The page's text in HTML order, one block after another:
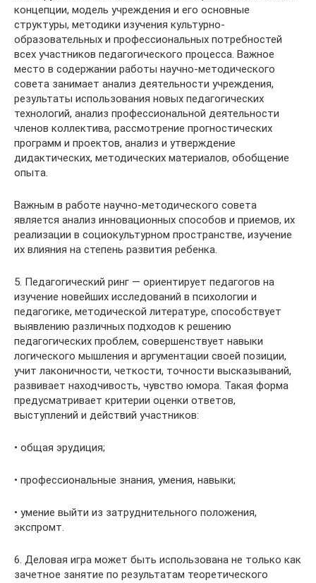
концепции, модель учреждения и его основные
структуры, методики изучения культурно-
образовательных и профессиональных потребностей
всех участников педагогического процесса. Важное
место в содержании работы научно-методического
совета занимает анализ деятельности учреждения,
результаты использования новых педагогических
технологий, анализ профессиональной деятельности
членов коллектива, рассмотрение прогностических
программ и проектов, анализ и утверждение
дидактических, методических материалов, обобщение
опыта.
Важным в работе научно-методического совета
является анализ инновационных способов и приемов, их
реализации в социокультурном пространстве, изучение
их влияния на степень развития ребенка.
5. Педагогический ринг — ориентирует педагогов на
изучение новейших исследований в психологии и
педагогике, методической литературе, способствует
выявлению различных подходов к решению
педагогических проблем, совершенствует навыки
логического мышления и аргументации своей позиции,
учит лаконичности, четкости, точности высказываний,
развивает находчивость, чувство юмора. Такая форма
предусматривает критерии оценки ответов,
выступлений и действий участников:
• общая эрудиция;
• профессиональные знания, умения, навыки;
• умение выйти из затруднительного положения,
экспромт.
6. Деловая игра может быть использована не только как
зачетное занятие по результатам теоретического